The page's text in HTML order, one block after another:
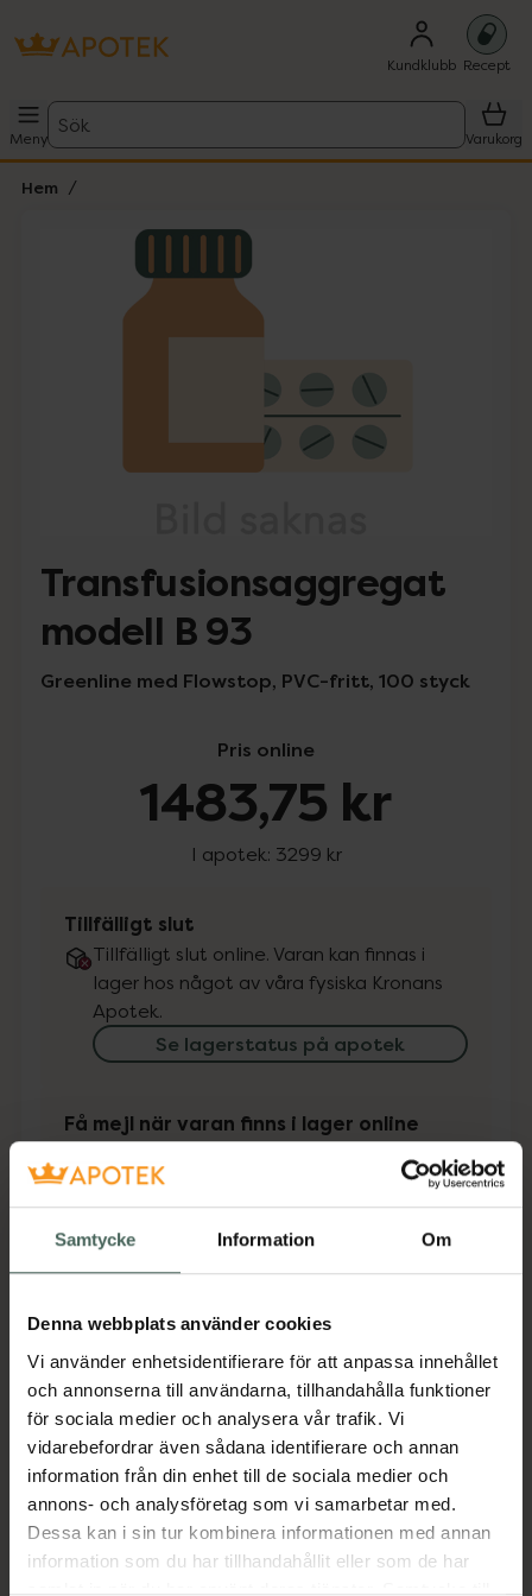
Samtycke Information Om
Denna webbplats använder cookies
Vi använder enhetsidentifierare för att anpassa innehållet
och annonserna till användarna, tillhandahålla funktioner
för sociala medier och analysera vår trafik. Vi
vidarebefordrar även sådana identifierare och annan
information från din enhet till de sociala medier och
annons- och analysföretag som vi samarbetar med.
Dessa kan i sin tur kombinera informationen med annan
information som du har tillhandahållit eller som de har
samlat in när du har använt deras tjänster. Samtycke till
Kundklubb Recept
Meny
Sök
Varukorg
Hem
Lista: . Innehåller 1 objekt.
Transfusionsaggregat
modell B 93
Greenline med Flowstop, PVC-fritt, 100 styck
Pris online
1483,75 kr
I apotek: 3299 kr
Tillfälligt slut
Tillfälligt slut online. Varan kan finnas i
lager hos något av våra fysiska Kronans
Apotek.
Se lagerstatus på apotek
Få mejl när varan finns i lager online
Din e-postadress
Jag accepterar villkoren
Aktuella erbjudanden
Beskrivning
Medicinteknisk produkt.
Tillverkaren garanterar genom